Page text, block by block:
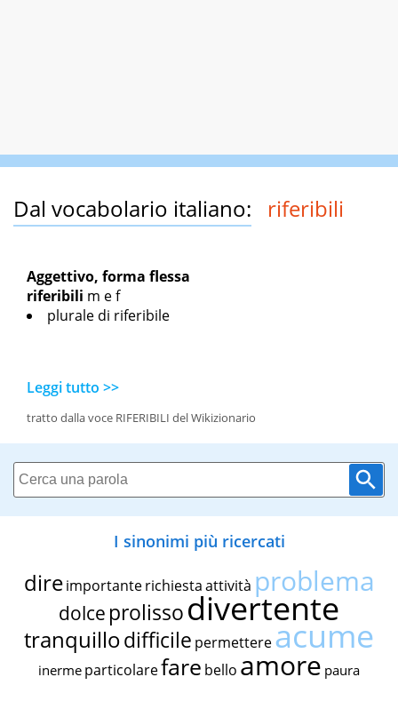
Dal vocabolario italiano: riferibili
Aggettivo, forma flessa
riferibili m ef
plurale di riferibile
Leggi tutto >>
tratto dalla voce RIFERIBILI del Wikizionario
I sinonimi più ricercati
dire importante richiestaattività problema
dolce prolissodivertente
tranquillodifficile permettereacume
inerme particolarefare bello amore paura